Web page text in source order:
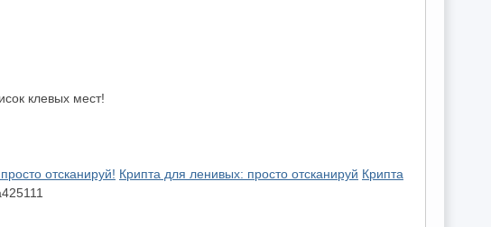
клевых мест!
отсканируй! Крипта для ленивых: просто отсканируй Крипта